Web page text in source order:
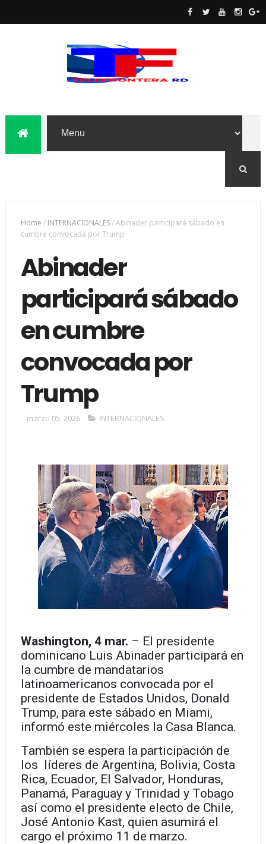
Home / INTERNACIONALES/Abinader participará sábado en
cumbre convocada por Trump
Abinader
participará sábado
en cumbre
convocada por
Trump
marzo 05, 2026 INTERNACIONALES
Washington, 4 mar. – El presidente
dominicano Luis Abinader participará en
la cumbre de mandatarios
latinoamericanos convocada por el
presidente de Estados Unidos, Donald
Trump, para este sábado en Miami,
informó este miércoles la Casa Blanca.
También se espera la participación de
los líderes de Argentina, Bolivia, Costa
Rica, Ecuador, El Salvador, Honduras,
Panamá, Paraguay y Trinidad y Tobago
así como el presidente electo de Chile,
José Antonio Kast, quien asumirá el
cargo el próximo 11 de marzo.